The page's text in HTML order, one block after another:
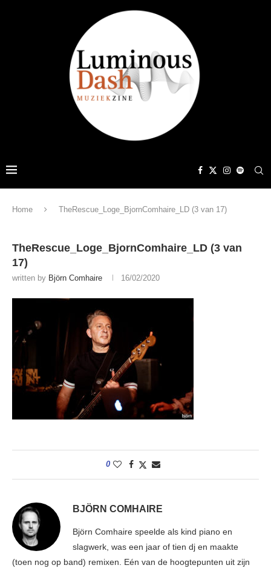
Home TheRescue_Loge_BjornComhaire_LD (3 van 17)
TheRescue_Loge_BjornComhaire_LD (3 van
17)
written by Björn Comhaire 16/02/2020
0
BJÖRN COMHAIRE
Björn Comhaire speelde als kind piano en
slagwerk, was een jaar of tien dj en maakte
(toen nog op band) remixen. Eén van de hoogtepunten uit zijn